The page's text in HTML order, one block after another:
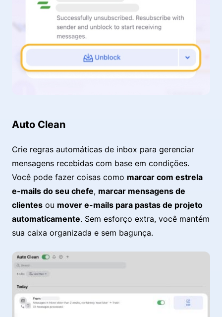
Auto Clean
Crie regras automáticas de inbox para gerenciar
mensagens recebidas com base em condições.
Você pode fazer coisas como marcar com estrela
e-mails do seu chefe, marcar mensagens de
clientes ou mover e-mails para pastas de projeto
automaticamente. Sem esforço extra, você mantém
sua caixa organizada e sem bagunça.